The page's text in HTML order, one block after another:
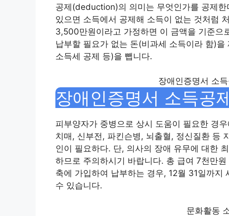
공제(deduction)의 의미는 무엇인가를 공제
있으면 소득에서 공제해 소득이 없는 것처럼
3,500만원이라고 가정하면 이 금액을 기준으
납부할 필요가 없는 돈(비과세 소득이라 함)
소득세 공제 등)을 뺍니다.
장애인증명서 소
장애인증명서 소득공
피부양자가 중병으로 상시 도움이 필요한 경
치매, 신부전, 파킨슨병, 뇌출혈, 정신질환 등
인이 필요하다. 단, 의사의 장애 유무에 대한
하므로 주의하시기 바랍니다. 총 급여 7천만
축에 가입하여 납부하는 경우, 12월 31일까지
수 있습니다.
문화활동